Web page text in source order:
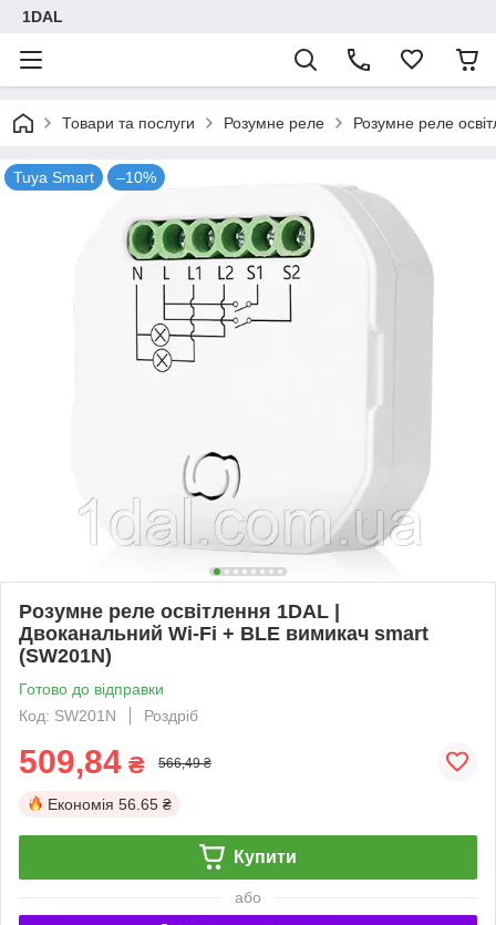
1DAL
Товари та послуги Розумне реле Розумне реле
Tuya Smart –10%
Розумне реле освітлення 1DAL |
Двоканальний Wi-Fi + BLE вимикач smart
(SW201N)
Готово до відправки
Код: SW201N
Роздріб
509,84 ₴ 566,49 ₴
Економія 56.65 ₴
Купити
або